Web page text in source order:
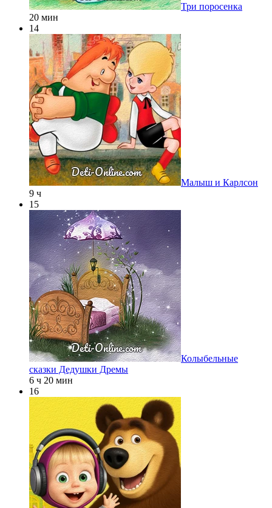
Три поросенка
20 мин
14
Малыш и Карлсон
9 ч
15
Колыбельные
сказки Дедушки Дремы
6 ч 20 мин
16